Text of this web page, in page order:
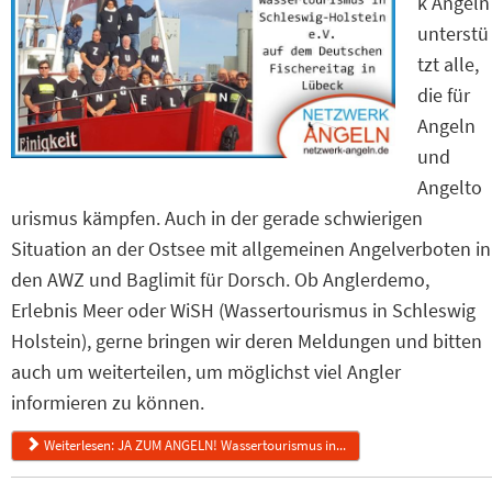
unterstü
tzt alle,
die für
Angeln
und
Angelto
urismus kämpfen. Auch in der gerade schwierigen
Situation an der Ostsee mit allgemeinen Angelverboten in
den AWZ und Baglimit für Dorsch. Ob Anglerdemo,
Erlebnis Meer oder WiSH (Wassertourismus in Schleswig
Holstein), gerne bringen wir deren Meldungen und bitten
auch um weiterteilen, um möglichst viel Angler
informieren zu können.
Weiterlesen: JA ZUM ANGELN! Wassertourismus in...